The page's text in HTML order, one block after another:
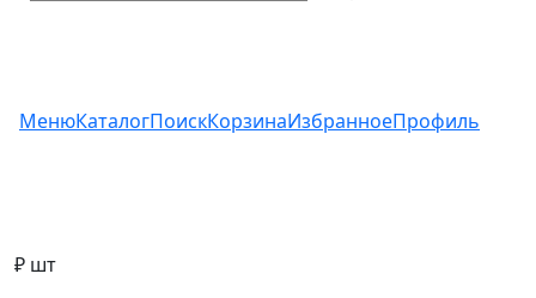
МенюКаталогПоискКорзинаИзбранноеПрофиль
₽ шт